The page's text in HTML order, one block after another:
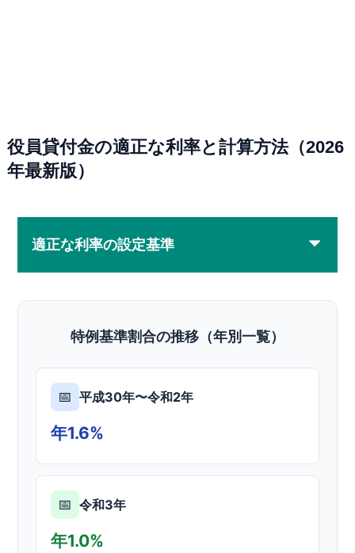
役員貸付金の適正な利率と計算方法（2026
年最新版）
適正な利率の設定基準
特例基準割合の推移（年別一覧）
📅 平成30年〜令和2年
年1.6%
📅 令和3年
年1.0%